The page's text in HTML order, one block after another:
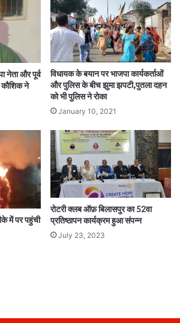
नेता और पूर्व
कौशिक ने
विधायक के बयान पर भाजपा कार्यकर्ताओं
और पुलिस के बीच झुमा झपटी,पुतला दहन
को भी पुलिस ने रोका
January 10, 2021
में पर पहुंची
रोटरी क्लब ऑफ़ बिलासपुर का 52वा
प्रतिष्ठापन कार्यक्रम हुआ संपन्न
July 23, 2023